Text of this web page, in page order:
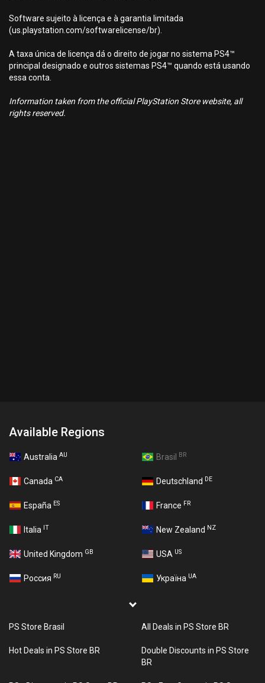
Software sujeito à licença e à garantia limitada
(us.playstation.com/softwarelicense/br).
A taxa única de licença dá o direito de jogar no sistema PS4™
principal designado e outros sistemas PS4™ quando está usando
essa conta.
Information taken from the official PlayStation Store website, all
rights reserved.
Available Regions
Australia AU Brasil BR
Canada CA Deutschland DE
España ES France FR
Italia IT New Zealand NZ
United Kingdom GB USA US
Россия RU Україна UA
PS Store Brasil All Deals in PS Store BR
Hot Deals in PS Store BR
Double Discounts in PS Store
BR